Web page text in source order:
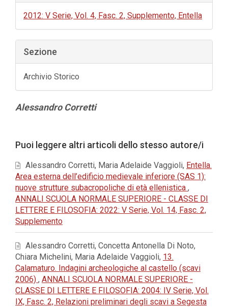
2012: V Serie, Vol. 4, Fasc. 2, Supplemento, Entella
Sezione
Archivio Storico
Contenuto
Alessandro Corretti
dell'articolo
Puoi leggere altri articoli dello stesso autore/i
Alessandro Corretti, Maria Adelaide Vaggioli, Entella.
Area esterna dell’edificio medievale inferiore (SAS 1):
nuove strutture subacropoliche di età ellenistica ,
ANNALI SCUOLA NORMALE SUPERIORE - CLASSE DI
LETTERE E FILOSOFIA: 2022: V Serie, Vol. 14, Fasc. 2,
Supplemento
Alessandro Corretti, Concetta Antonella Di Noto,
Chiara Michelini, Maria Adelaide Vaggioli, 13.
Calamaturo. Indagini archeologiche al castello (scavi
2006) , ANNALI SCUOLA NORMALE SUPERIORE -
CLASSE DI LETTERE E FILOSOFIA: 2004: IV Serie, Vol.
IX, Fasc. 2, Relazioni preliminari degli scavi a Segesta